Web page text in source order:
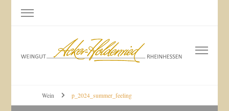
Weingut Acker-Holdenried
Bodenheim RHEINHESSEN
Wein p_2024_summer_feeling